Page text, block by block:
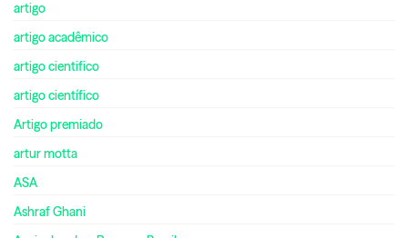
artigo
artigo acadêmico
artigo cientifico
artigo científico
Artigo premiado
artur motta
ASA
Ashraf Ghani